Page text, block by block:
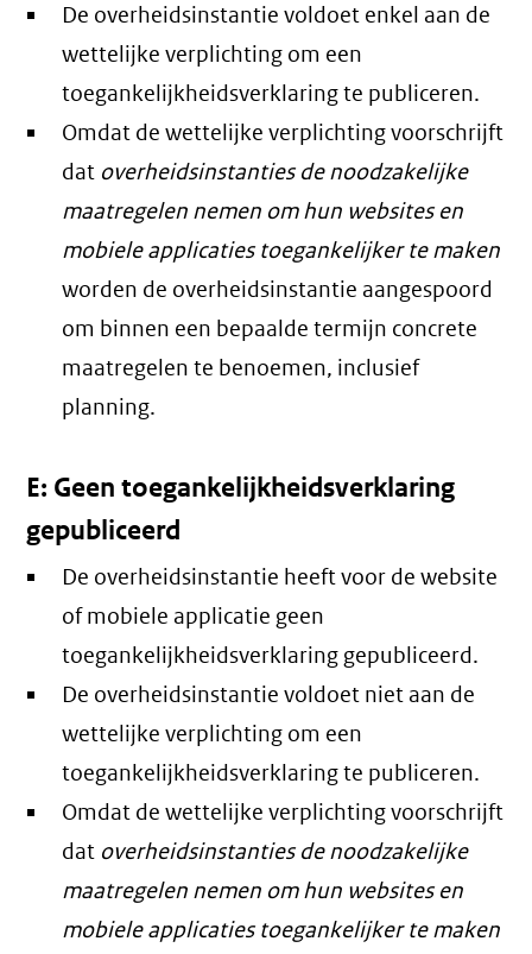
De overheidsinstantie voldoet enkel aan de
wettelijke verplichting om een
toegankelijkheidsverklaring te publiceren.
Omdat de wettelijke verplichting voorschrijft
dat overheidsinstanties de noodzakelijke
maatregelen nemen om hun websites en
mobiele applicaties toegankelijker te maken
worden de overheidsinstantie aangespoord
om binnen een bepaalde termijn concrete
maatregelen te benoemen, inclusief
planning.
E: Geen toegankelijkheidsverklaring
gepubliceerd
De overheidsinstantie heeft voor de website
of mobiele applicatie geen
toegankelijkheidsverklaring gepubliceerd.
De overheidsinstantie voldoet niet aan de
wettelijke verplichting om een
toegankelijkheidsverklaring te publiceren.
Omdat de wettelijke verplichting voorschrijft
dat overheidsinstanties de noodzakelijke
maatregelen nemen om hun websites en
mobiele applicaties toegankelijker te maken